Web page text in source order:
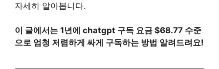
자세히 알아봅니다.
이 글에서는 1년에 chatgpt 구독 요금 $68.77 수준
으로 엄청 저렴하게 싸게 구독하는 방법 알려드려요!